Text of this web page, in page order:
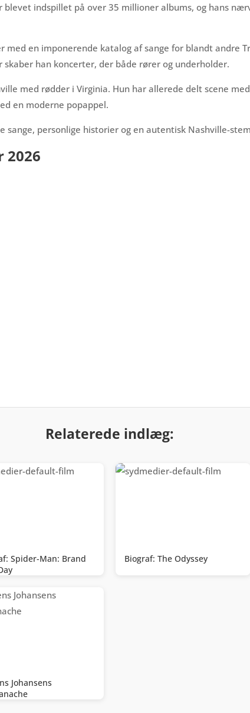
blevet indspillet på over 35 millioner albums, og hans
med en imponerende katalog af sange for blandt andre
han koncerter, der både rører og underholder.
med rødder i Virginia. Hun har allerede delt scene
en moderne popappel.
personlige historier og en autentisk Nashville-
2026
Relaterede indlæg:
Spider-Man: Brand
Biograf: The Odyssey
Johansens